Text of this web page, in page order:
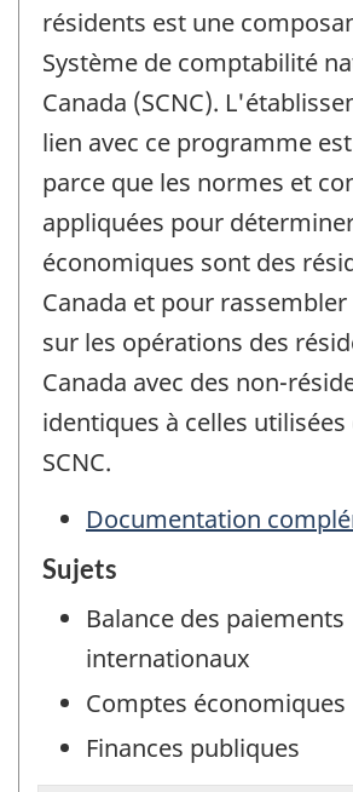
résidents est une
Système de comptabilité
Canada (SCNC).
lien avec ce programme
parce que les normes et
appliquées pour
économiques sont des
Canada et pour
sur les opérations des
Canada avec des non-
identiques à celles utilisées
SCNC.
Documentation
Sujets
Balance des paiements
internationaux
Comptes économiques
Finances publiques